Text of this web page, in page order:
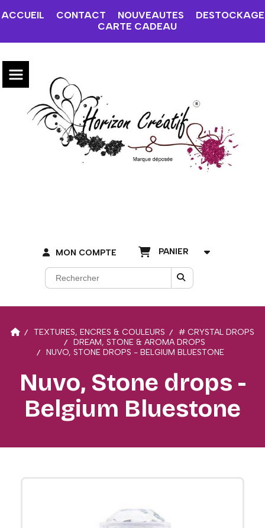
ACCUEIL CONTACT NOUVEAUTES
DESTOCKAGE
CARTE CADEAU
MON COMPTE PANIER
TEXTURES, ENCRES & COULEURS
# CRYSTAL DROPS
DREAM, STONE & AROMA DROPS
NUVO, STONE DROPS - BELGIUM BLUESTONE
Nuvo, Stone drops -
Belgium Bluestone